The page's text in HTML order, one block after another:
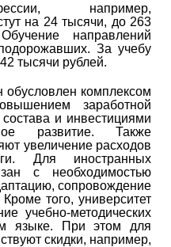
например,
на 24 тысячи, до 263
направлений
За учебу
тысячи рублей.
обусловлен комплексом
заработной
и инвестициями
развитие. Также
увеличение расходов
Для иностранных
с необходимостью
сопровождение
того, университет
учебно-методических
языке. При этом для
скидки, например,